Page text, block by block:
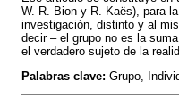
W. R. Bion y R. Kaës), para
investigación, distinto y al
decir – el grupo no es la
el verdadero sujeto de la
Palabras clave: Grupo,